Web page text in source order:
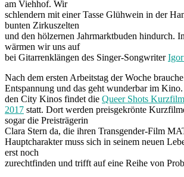
am Viehhof. Wir
schlendern mit einer Tasse Glühwein in der
bunten Zirkuszelten
und den hölzernen Jahrmarktbuden hindurch.
wärmen wir uns auf
bei Gitarrenklängen des Singer-Songwriter
Nach dem ersten Arbeitstag der Woche
Entspannung und das geht wunderbar im Kino.
den City Kinos findet die Queer Shots
2017 statt. Dort werden preisgekrönte
sogar die Preisträgerin
Clara Stern da, die ihren Transgender-Film
Hauptcharakter muss sich in seinem neuen
erst noch
zurechtfinden und trifft auf eine Reihe von